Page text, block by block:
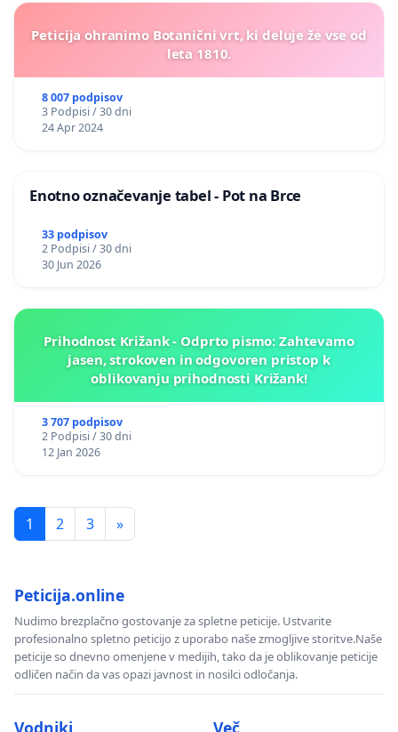
Peticija ohranimo Botanični vrt, ki deluje že vse od
leta 1810.
8 007 podpisov
3 Podpisi / 30 dni
24 Apr 2024
Enotno označevanje tabel - Pot na Brce
33 podpisov
2 Podpisi / 30 dni
30 Jun 2026
Prihodnost Križank - Odprto pismo: Zahtevamo
jasen, strokoven in odgovoren pristop k
oblikovanju prihodnosti Križank!
3 707 podpisov
2 Podpisi / 30 dni
12 Jan 2026
1 2 3 »
Peticija.online
Nudimo brezplačno gostovanje za spletne peticije. Ustvarite
profesionalno spletno peticijo z uporabo naše zmogljive storitve.Naše
peticije so dnevno omenjene v medijih, tako da je oblikovanje peticije
odličen način da vas opazi javnost in nosilci odločanja.
Vodniki Več